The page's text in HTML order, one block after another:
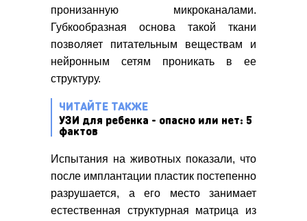
пронизанную микроканалами.
Губкообразная основа такой ткани
позволяет питательным веществам и
нейронным сетям проникать в ее
структуру.
ЧИТАЙТЕ ТАКЖЕ
УЗИ для ребенка - опасно или нет: 5
фактов
Испытания на животных показали, что
после имплантации пластик постепенно
разрушается, а его место занимает
естественная структурная матрица из